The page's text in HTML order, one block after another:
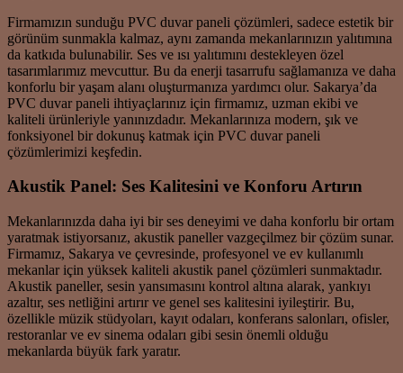
Firmamızın sunduğu PVC duvar paneli çözümleri, sadece estetik bir
görünüm sunmakla kalmaz, aynı zamanda mekanlarınızın yalıtımına
da katkıda bulunabilir. Ses ve ısı yalıtımını destekleyen özel
tasarımlarımız mevcuttur. Bu da enerji tasarrufu sağlamanıza ve daha
konforlu bir yaşam alanı oluşturmanıza yardımcı olur. Sakarya’da
PVC duvar paneli ihtiyaçlarınız için firmamız, uzman ekibi ve
kaliteli ürünleriyle yanınızdadır. Mekanlarınıza modern, şık ve
fonksiyonel bir dokunuş katmak için PVC duvar paneli
çözümlerimizi keşfedin.
Akustik Panel: Ses Kalitesini ve Konforu Artırın
Mekanlarınızda daha iyi bir ses deneyimi ve daha konforlu bir ortam
yaratmak istiyorsanız, akustik paneller vazgeçilmez bir çözüm sunar.
Firmamız, Sakarya ve çevresinde, profesyonel ve ev kullanımlı
mekanlar için yüksek kaliteli akustik panel çözümleri sunmaktadır.
Akustik paneller, sesin yansımasını kontrol altına alarak, yankıyı
azaltır, ses netliğini artırır ve genel ses kalitesini iyileştirir. Bu,
özellikle müzik stüdyoları, kayıt odaları, konferans salonları, ofisler,
restoranlar ve ev sinema odaları gibi sesin önemli olduğu
mekanlarda büyük fark yaratır.